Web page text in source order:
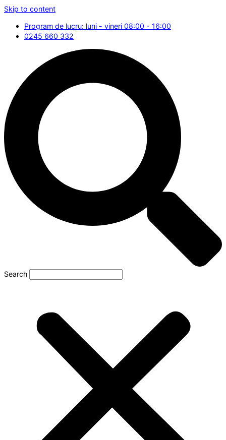
Skip to content
Program de lucru: luni - vineri 08:00 - 16:00
0245 660 332
Search